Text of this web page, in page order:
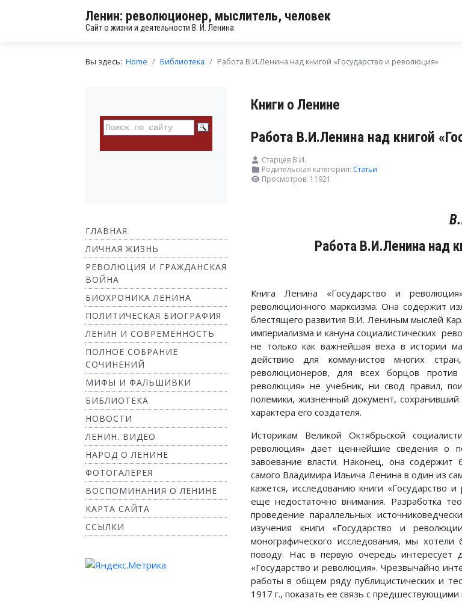
Ленин: революционер, мыслитель, человек
Сайт о жизни и деятельности В. И. Ленина
Вы здесь: Home Библиотека Работа В.И.Ленина над книгой «Государство и революция»
ГЛАВНАЯ
ЛИЧНАЯ ЖИЗНЬ
РЕВОЛЮЦИЯ И ГРАЖДАНСКАЯ
ВОЙНА
БИОХРОНИКА ЛЕНИНА
ПОЛИТИЧЕСКАЯ БИОГРАФИЯ
ЛЕНИН И СОВРЕМЕННОСТЬ
ПОЛНОЕ СОБРАНИЕ
СОЧИНЕНИЙ
МИФЫ И ФАЛЬШИВКИ
БИБЛИОТЕКА
НОВОСТИ
ЛЕНИН. ВИДЕО
НАРОД О ЛЕНИНЕ
ФОТОГАЛЕРЕЯ
ВОСПОМИНАНИЯ О ЛЕНИНЕ
КАРТА САЙТА
ССЫЛКИ
Книги о Ленине
Работа В.И.Ленина над книгой
Старцев В.И.
Родительская категория: Статьи
Просмотров: 11921
Работа В.И.Ленина над
Книга Ленина «Государство и
революционного марксизма. Она содержит
блестящего развития В.И. Лениным мыслей
империализма и кануна социалистических
не только как важнейшая веха в истории
действию для коммунистов многих
революционеров, для всех борцов
революция» не учебник, ни свод правил,
полемики, жизненный документ, сохранивший
характера его создателя.
Историкам Великой Октябрьской
революция» дает ценнейшие сведения о
завоевание власти. Наконец, она содержит
самого Владимира Ильича Ленина в один из
кажется, исследованию книги «Государство
еще недостаточно внимания. Разработка
проведение параллельных
изучения книги «Государство и
монографического исследования, мы
поводу. Нас в первую очередь
«Государство и революция». Чрезвычайно
работы в общем ряду публицистических и
1917 г., показать ее связь с